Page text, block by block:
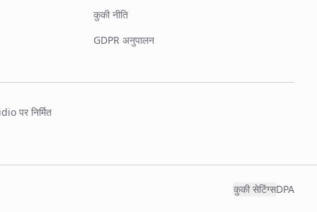
कुकी नीति
GDPR अनुपालन
पर निर्मित
कुकी सेटिंग्सDPA